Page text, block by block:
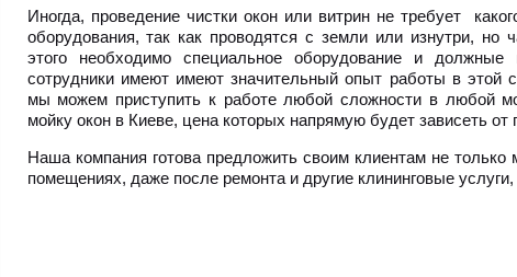
Иногда, проведение чистки окон или витрин не требует
оборудования, так как проводятся с земли или изнутри, но
этого необходимо специальное оборудование и
сотрудники имеют имеют значительный опыт работы в этой
мы можем приступить к работе любой сложности в любой
мойку окон в Киеве, цена которых напрямую будет зависеть
Наша компания готова предложить своим клиентам не
помещениях, даже после ремонта и другие клининговые